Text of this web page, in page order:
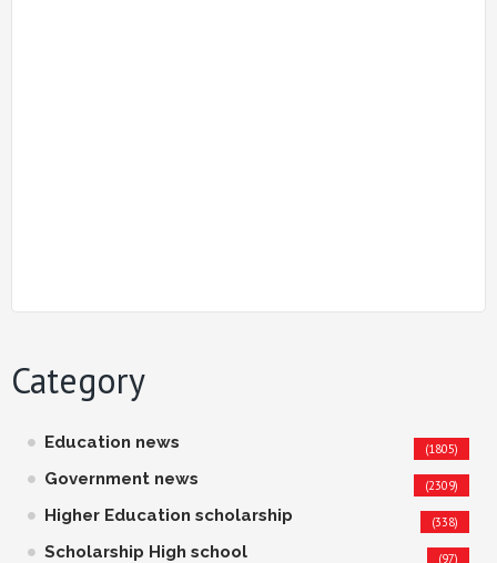
Category
Education news (1805)
Government news (2309)
Higher Education scholarship (338)
Scholarship High school (97)